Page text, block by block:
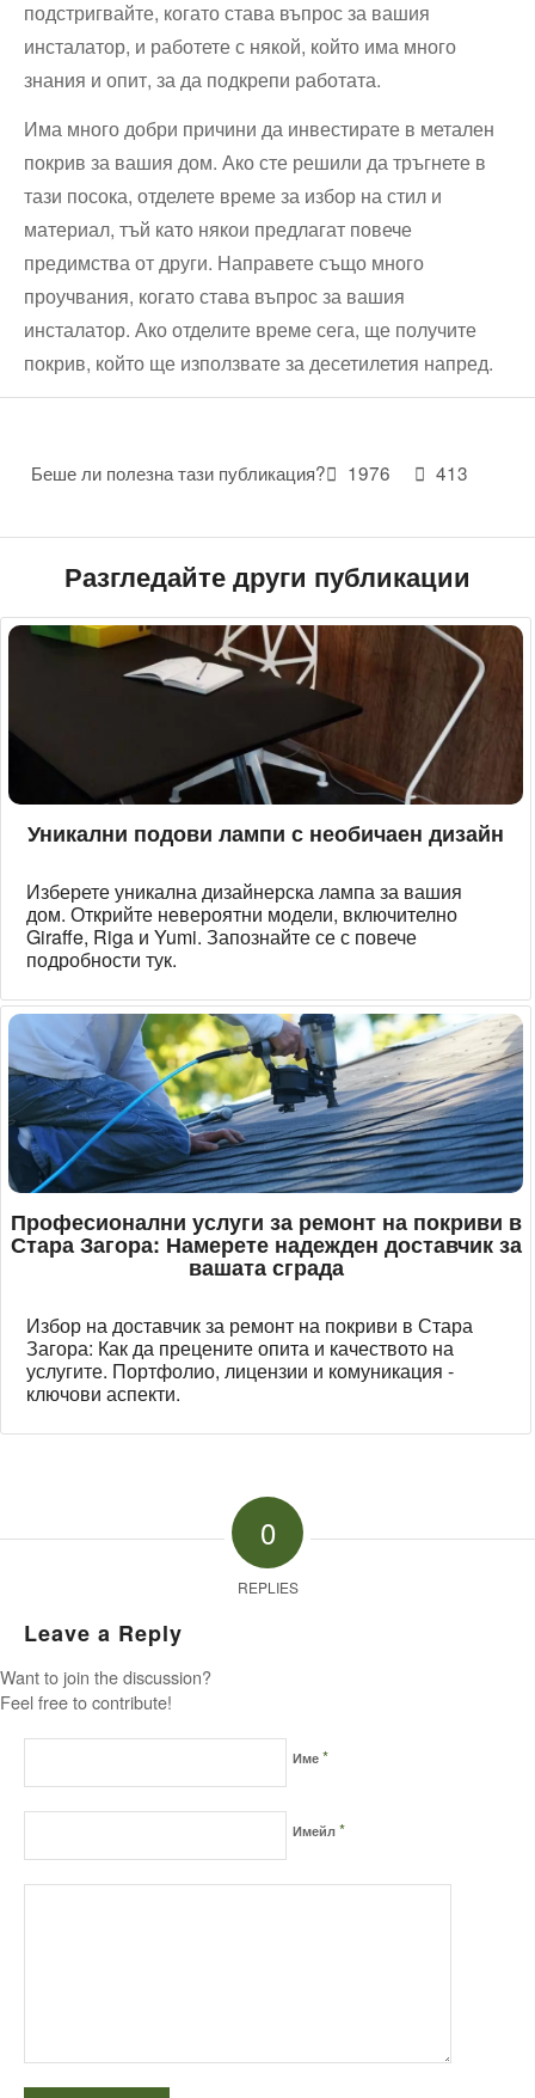
подстригвайте, когато става въпрос за вашия
инсталатор, и работете с някой, който има много
знания и опит, за да подкрепи работата.
Има много добри причини да инвестирате в метален
покрив за вашия дом. Ако сте решили да тръгнете в
тази посока, отделете време за избор на стил и
материал, тъй като някои предлагат повече
предимства от други. Направете също много
проучвания, когато става въпрос за вашия
инсталатор. Ако отделите време сега, ще получите
покрив, който ще използвате за десетилетия напред.
Беше ли полезна тази публикация? 1976 413
Разгледайте други публикации
Уникални подови лампи с необичаен дизайн
Изберете уникална дизайнерска лампа за вашия
дом. Открийте невероятни модели, включително
Giraffe, Riga и Yumi. Запознайте се с повече
подробности тук.
Професионални услуги за ремонт на покриви в
Стара Загора: Намерете надежден доставчик за
вашата сграда
Избор на доставчик за ремонт на покриви в Стара
Загора: Как да прецените опита и качеството на
услугите. Портфолио, лицензии и комуникация -
ключови аспекти.
0
REPLIES
Leave a Reply
Want to join the discussion?
Feel free to contribute!
Име *
Имейл *